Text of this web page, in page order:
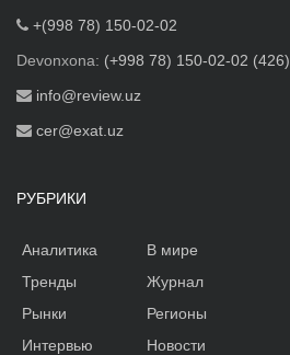
+(998 78) 150-02-02
Devonxona: (+998 78) 150-02-02 (426)
info@review.uz
cer@exat.uz
РУБРИКИ
Аналитика
Тренды
Рынки
Интервью
В мире
Журнал
Регионы
Новости